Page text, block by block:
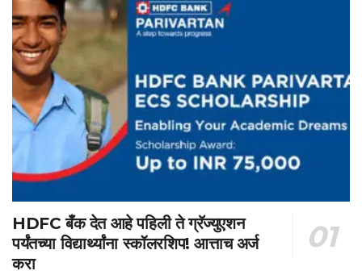
HDFC बँक देत आहे पहिली ते ग्रॅज्युएशन
पर्यंतच्या विद्यार्थ्यांना स्कॉलरशिप! आत्ताच अर्ज
करा